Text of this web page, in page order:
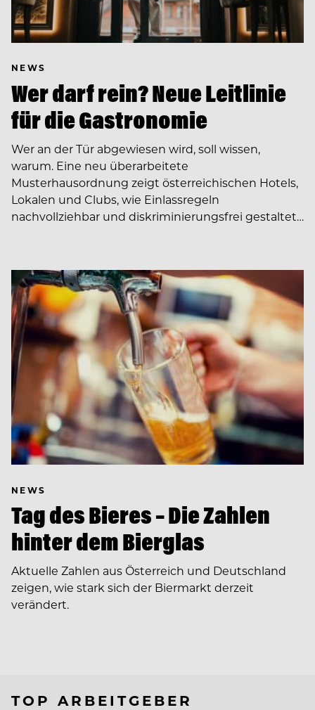
NEWS
Wer darf rein? Neue Leitlinie
für die Gastronomie
Wer an der Tür abgewiesen wird, soll wissen,
warum. Eine neu überarbeitete
Musterhausordnung zeigt österreichischen Hotels,
Lokalen und Clubs, wie Einlassregeln
nachvollziehbar und diskriminierungsfrei gestaltet…
NEWS
Tag des Bieres – Die Zahlen
hinter dem Bierglas
Aktuelle Zahlen aus Österreich und Deutschland
zeigen, wie stark sich der Biermarkt derzeit
verändert.
TOP ARBEITGEBER